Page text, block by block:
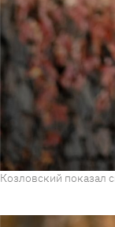
Козловский показал